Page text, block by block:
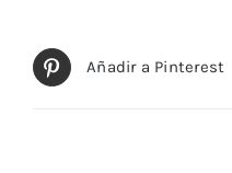
Añadir a Pinterest